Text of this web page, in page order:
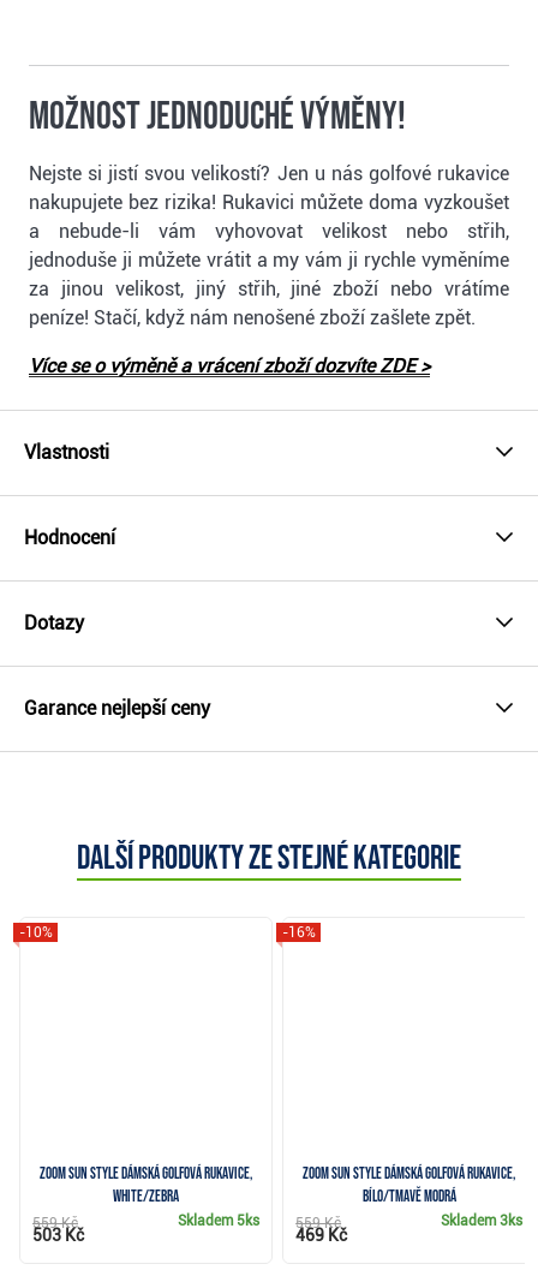
Možnost jednoduché výměny!
Nejste si jistí svou velikostí? Jen u nás golfové rukavice
nakupujete bez rizika! Rukavici můžete doma vyzkoušet
a nebude-li vám vyhovovat velikost nebo střih,
jednoduše ji můžete vrátit a my vám ji rychle vyměníme
za jinou velikost, jiný střih, jiné zboží nebo vrátíme
peníze! Stačí, když nám nenošené zboží zašlete zpět.
Více se o výměně a vrácení zboží dozvíte ZDE >
Vlastnosti
Hodnocení
Dotazy
Garance nejlepší ceny
Další produkty ze stejné kategorie
Zoom Sun Style dámská golfová rukavice,
white/zebra
-10%
Skladem 5ks
559 Kč
503 Kč
Zoom Sun Style dámská golfová rukavice,
bílo/tmavě modrá
-16%
Skladem3ks
559 Kč
469 Kč